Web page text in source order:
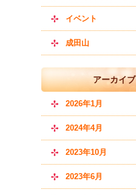
イベント
成田山
アーカイブ
2026年1月
2024年4月
2023年10月
2023年6月